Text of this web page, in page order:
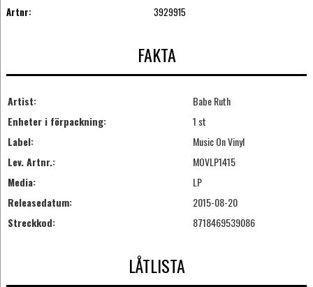
Artnr:
3929915
FAKTA
Artist:
Babe Ruth
Enheter i förpackning:
1 st
Label:
Music On Vinyl
Lev. Artnr.:
MOVLP1415
Media:
LP
Releasedatum:
2015-08-20
Streckkod:
8718469539086
LÅTLISTA